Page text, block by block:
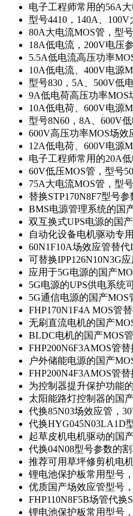
电子工程师常用的56A
型号4410，140A、
80A大电流MOS管，型
18A低电流，200V电压
5.5A低电流高压功率
10A低电流、400V电源
型号830，5A、500V低
9A低电荷高压功率MOS
10A低电荷、600V电源
型号8N60，8A、600V
600V高压功率MOS场效
12A低电荷、600V电源
电子工程师常用的20A
60V低压MOS管，型号
75A大电流MOS管，型
替换STP170N8F7型号
BMS电源管理系统的国
双互换式UPS电源的国
自动化设备电机驱动专
60N1F10A场效应管替代
可替换IPP126N10N3G
应用于5G电源的国产
5G电源的UPS供电系统
5G通信电源的国产MOS
FHP170N1F4A MOS管
无刷直流电机的国产
BLDC电机的国产MOS
FHP200N6F3AMOS管
户外储能电源的国产
FHP200N4F3AMOS管
为控制器提升保护功能
太阳能路灯控制器的国
代换85N03场效应管，
代换HYG045N03LA1D
起草皮机电机驱动的国
代换04N08型号参数的
推荐可用草坪修剪机电
锂电池保护板常用型号
优质国产场效应管型号
FHP110N8F5B场管代换
锂电池保护板常用型号